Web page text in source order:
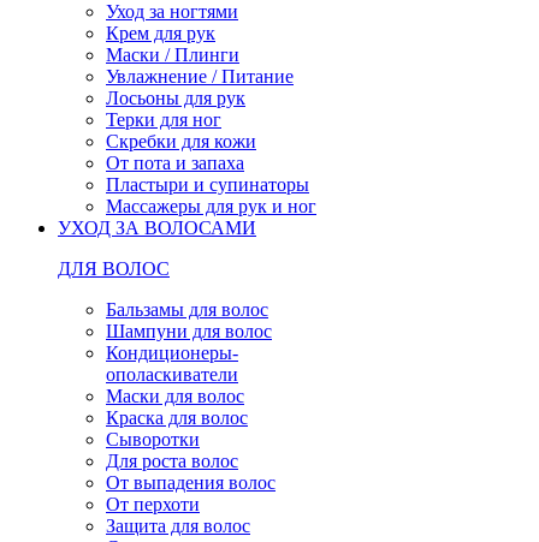
Уход за ногтями
Крем для рук
Маски / Плинги
Увлажнение / Питание
Лосьоны для рук
Терки для ног
Скребки для кожи
От пота и запаха
Пластыри и супинаторы
Массажеры для рук и ног
УХОД ЗА ВОЛОСАМИ
ДЛЯ ВОЛОС
Бальзамы для волос
Шампуни для волос
Кондиционеры-
ополаскиватели
Маски для волос
Краска для волос
Сыворотки
Для роста волос
От выпадения волос
От перхоти
Защита для волос